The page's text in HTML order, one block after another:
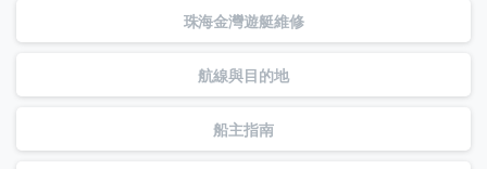
珠海金灣遊艇維修
航線與目的地
船主指南